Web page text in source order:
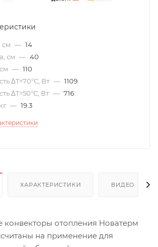
см — 14
см — 40
— 110
ΔT=70°С, Вт — 1109
ΔT=50°С, Вт — 716
— 19.3
ХАРАКТЕРИСТИКИ ВИДЕО (6)
конвекторы отопления Новатерм
на применение для